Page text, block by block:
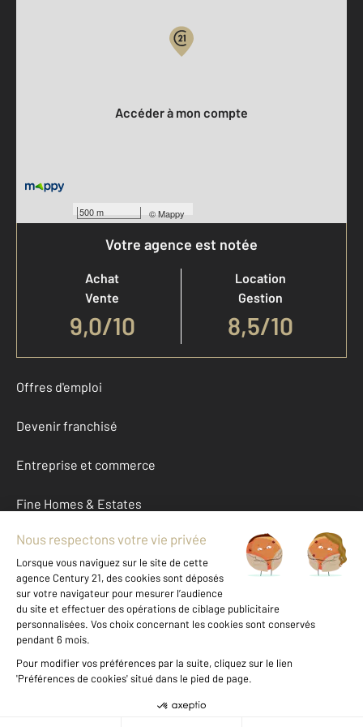
500 m ©Mappy
Accéder à mon compte
Votre agence est notée
Achat
Vente
9,0/10
Location
Gestion
8,5/10
Offres d'emploi
Devenir franchisé
Entreprise et commerce
Fine Homes & Estates
À propos
International
Nous contacter
Données personnelles